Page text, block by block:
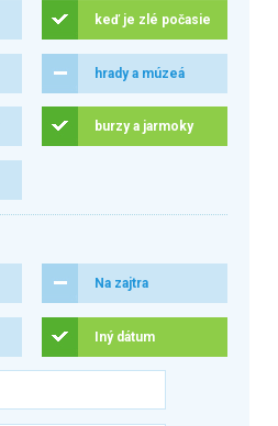
keď je zlé počasie
hrady a múzeá
burzy a jarmoky
Na zajtra
Iný dátum